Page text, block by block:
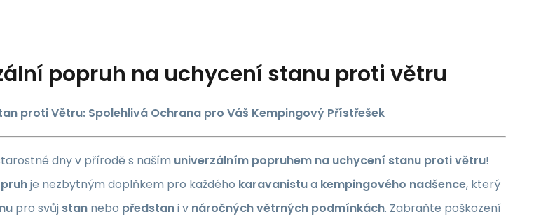
popruh na uchycení stanu proti větru
proti Větru: Spolehlivá Ochrana pro Váš Kempingový Přístřešek
dny v přírodě s naším univerzálním popruhem na uchycení stanu proti větru!
je nezbytným doplňkem pro každého karavanistua kempingového nadšence, který
pro svůj stan nebo předstani v náročných větrných podmínkách. Zabraňte poškození